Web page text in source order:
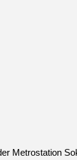
Metrostation